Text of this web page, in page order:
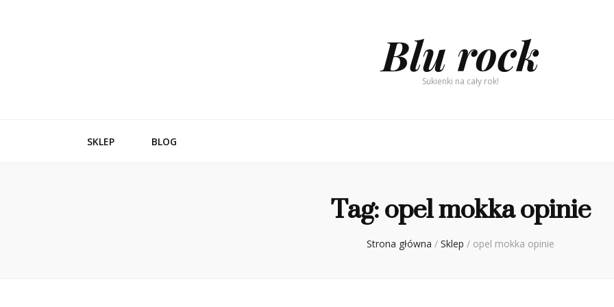
Blu rock
Sukienki na cały rok!
SKLEP BLOG
Tag:opel mokka opinie
Strona główna / Sklep / opel mokka opinie